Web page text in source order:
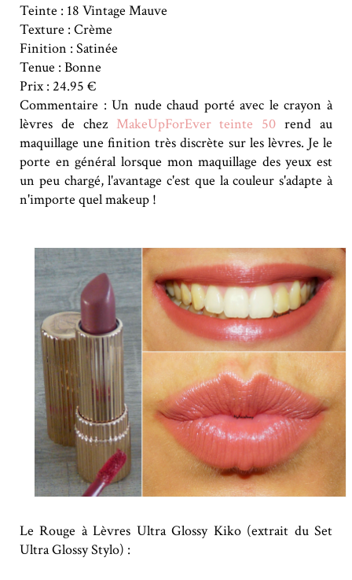
Teinte : 18 Vintage Mauve
Texture : Crème
Finition : Satinée
Tenue : Bonne
Prix : 24.95 €
Commentaire : Un nude chaud porté avec le crayon à
lèvres de chez MakeUpForEver teinte 50 rend au
maquillage une finition très discrète sur les lèvres. Je le
porte en général lorsque mon maquillage des yeux est
un peu chargé, l'avantage c'est que la couleur s'adapte à
n'importe quel makeup !
Le Rouge à Lèvres Ultra Glossy Kiko (extrait du Set
Ultra Glossy Stylo) :